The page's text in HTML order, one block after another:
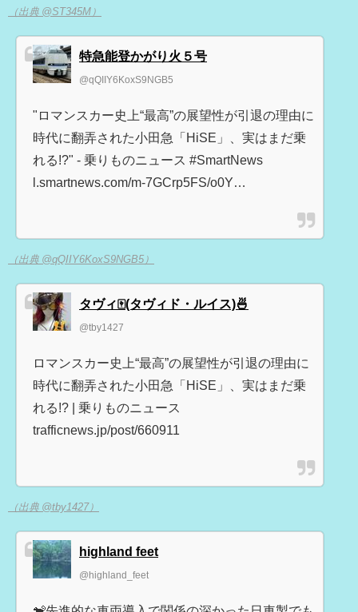
（出典 @ST345M）
特急能登かがり火５号
@qQIIY6KoxS9NGB5
"ロマンスカー史上“最高”の展望性が引退の理由に
時代に翻弄された小田急「HiSE」、実はまだ乗
れる!?" - 乗りものニュース #SmartNews
l.smartnews.com/m-7GCrp5FS/o0Y…
（出典 @qQIIY6KoxS9NGB5）
タヴィ🀄(タヴィド・ルイス)🍜
@tby1427
ロマンスカー史上“最高”の展望性が引退の理由に
時代に翻弄された小田急「HiSE」、実はまだ乗
れる!? | 乗りものニュース
trafficnews.jp/post/660911
（出典 @tby1427）
highland feet
@highland_feet